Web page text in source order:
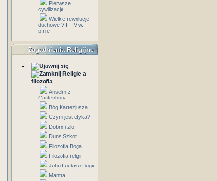
Pierwsze
cywilizacje
Wielkie rewolucje
duchowe VII - IV w.
p.n.e
Zagadnienia Religijne
Religie a
filozofia
Anselm z
Cantenbury
Bóg Kartezjusza
Czym jest etyka?
Dobro i zlo
Duns Szkot
Filozofia Boga
Filozofia religii
John Locke o Bogu
Mantra